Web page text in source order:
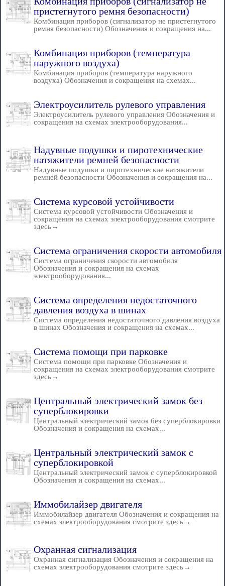
пристегнутого ремня безопасности)
Комбинация приборов (сигнализатор не пристегнутого
ремня безопасности) Обозначения и сокращения на...
Комбинация приборов (температура
наружного воздуха)
Комбинация приборов (температура наружного
воздуха) Обозначения и сокращения на схемах...
Электроусилитель рулевого управления
Электроусилитель рулевого управления Обозначения и
сокращения на схемах электрооборудования...
Надувные подушки и пиротехнические
натяжители ремней безопасности
Надувные подушки и пиротехнические натяжители
ремней безопасности Обозначения и сокращения на...
Система курсовой устойчивости
Система курсовой устойчивости Обозначения и
сокращения на схемах электрооборудования смотрите
здесь→
Система ограничения скорости автомобиля
Система ограничения скорости автомобиля
Обозначения и сокращения на схемах
электрооборудования...
Система определения недостаточного
давления воздуха в шинах
Система определения недостаточного давления воздуха
в шинах Обозначения и сокращения на схемах...
Система помощи при парковке
Система помощи при парковке Обозначения и
сокращения на схемах электрооборудования смотрите
здесь→
Центральный электрический замок без
суперблокировки
Центральный электрический замок без суперблокировки
Обозначения и сокращения на схемах...
Центральный электрический замок с
суперблокировкой
Центральный электрический замок с суперблокировкой
Обозначения и сокращения на схемах...
Иммобилайзер двигателя
Иммобилайзер двигателя Обозначения и сокращения на
схемах электрооборудования смотрите здесь→
Охранная сигнализация
Охранная сигнализация Обозначения и сокращения на
схемах электрооборудования смотрите здесь→